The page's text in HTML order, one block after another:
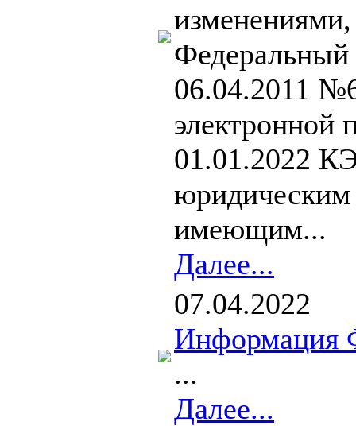
Федеральный
06.04.2011
электронной
01.01.2022
имеющим...
Далее...
07.04.2022
Информация
...
Далее...